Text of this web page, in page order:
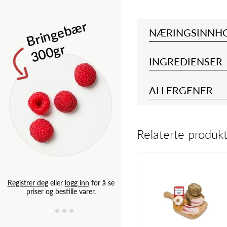
B
ri
n
g
e
b
æ
r
3
0
0
g
r
Registrer degeller logg inn for å se
priser og bestille varer.
Isbergsalat
INGREDIENSER
ALLERGENER
Relaterte